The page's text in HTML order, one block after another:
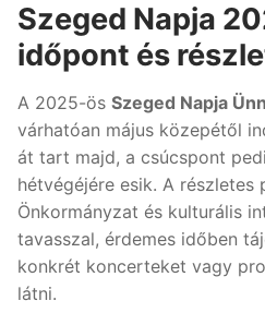
Szeged Napja
időpont és
A 2025-ös Szeged Napja
várhatóan május közepétől
át tart majd, a csúcspont
hétvégéjére esik. A részletes
Önkormányzat és kulturális
tavasszal, érdemes időben
konkrét koncerteket vagy
látni.